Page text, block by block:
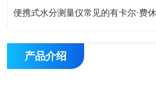
便携式水分测量仪常见的有卡尔·费
产品介绍